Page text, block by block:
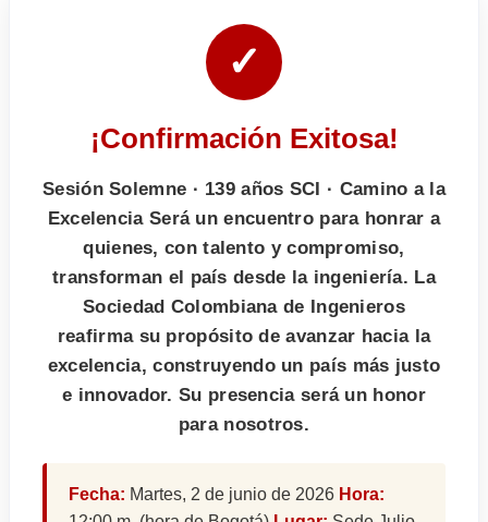
✓
¡Confirmación Exitosa!
Sesión Solemne · 139 años SCI · Camino a la
Excelencia Será un encuentro para honrar a
quienes, con talento y compromiso,
transforman el país desde la ingeniería. La
Sociedad Colombiana de Ingenieros
reafirma su propósito de avanzar hacia la
excelencia, construyendo un país más justo
e innovador. Su presencia será un honor
para nosotros.
Fecha: Martes, 2 de junio de 2026 Hora: